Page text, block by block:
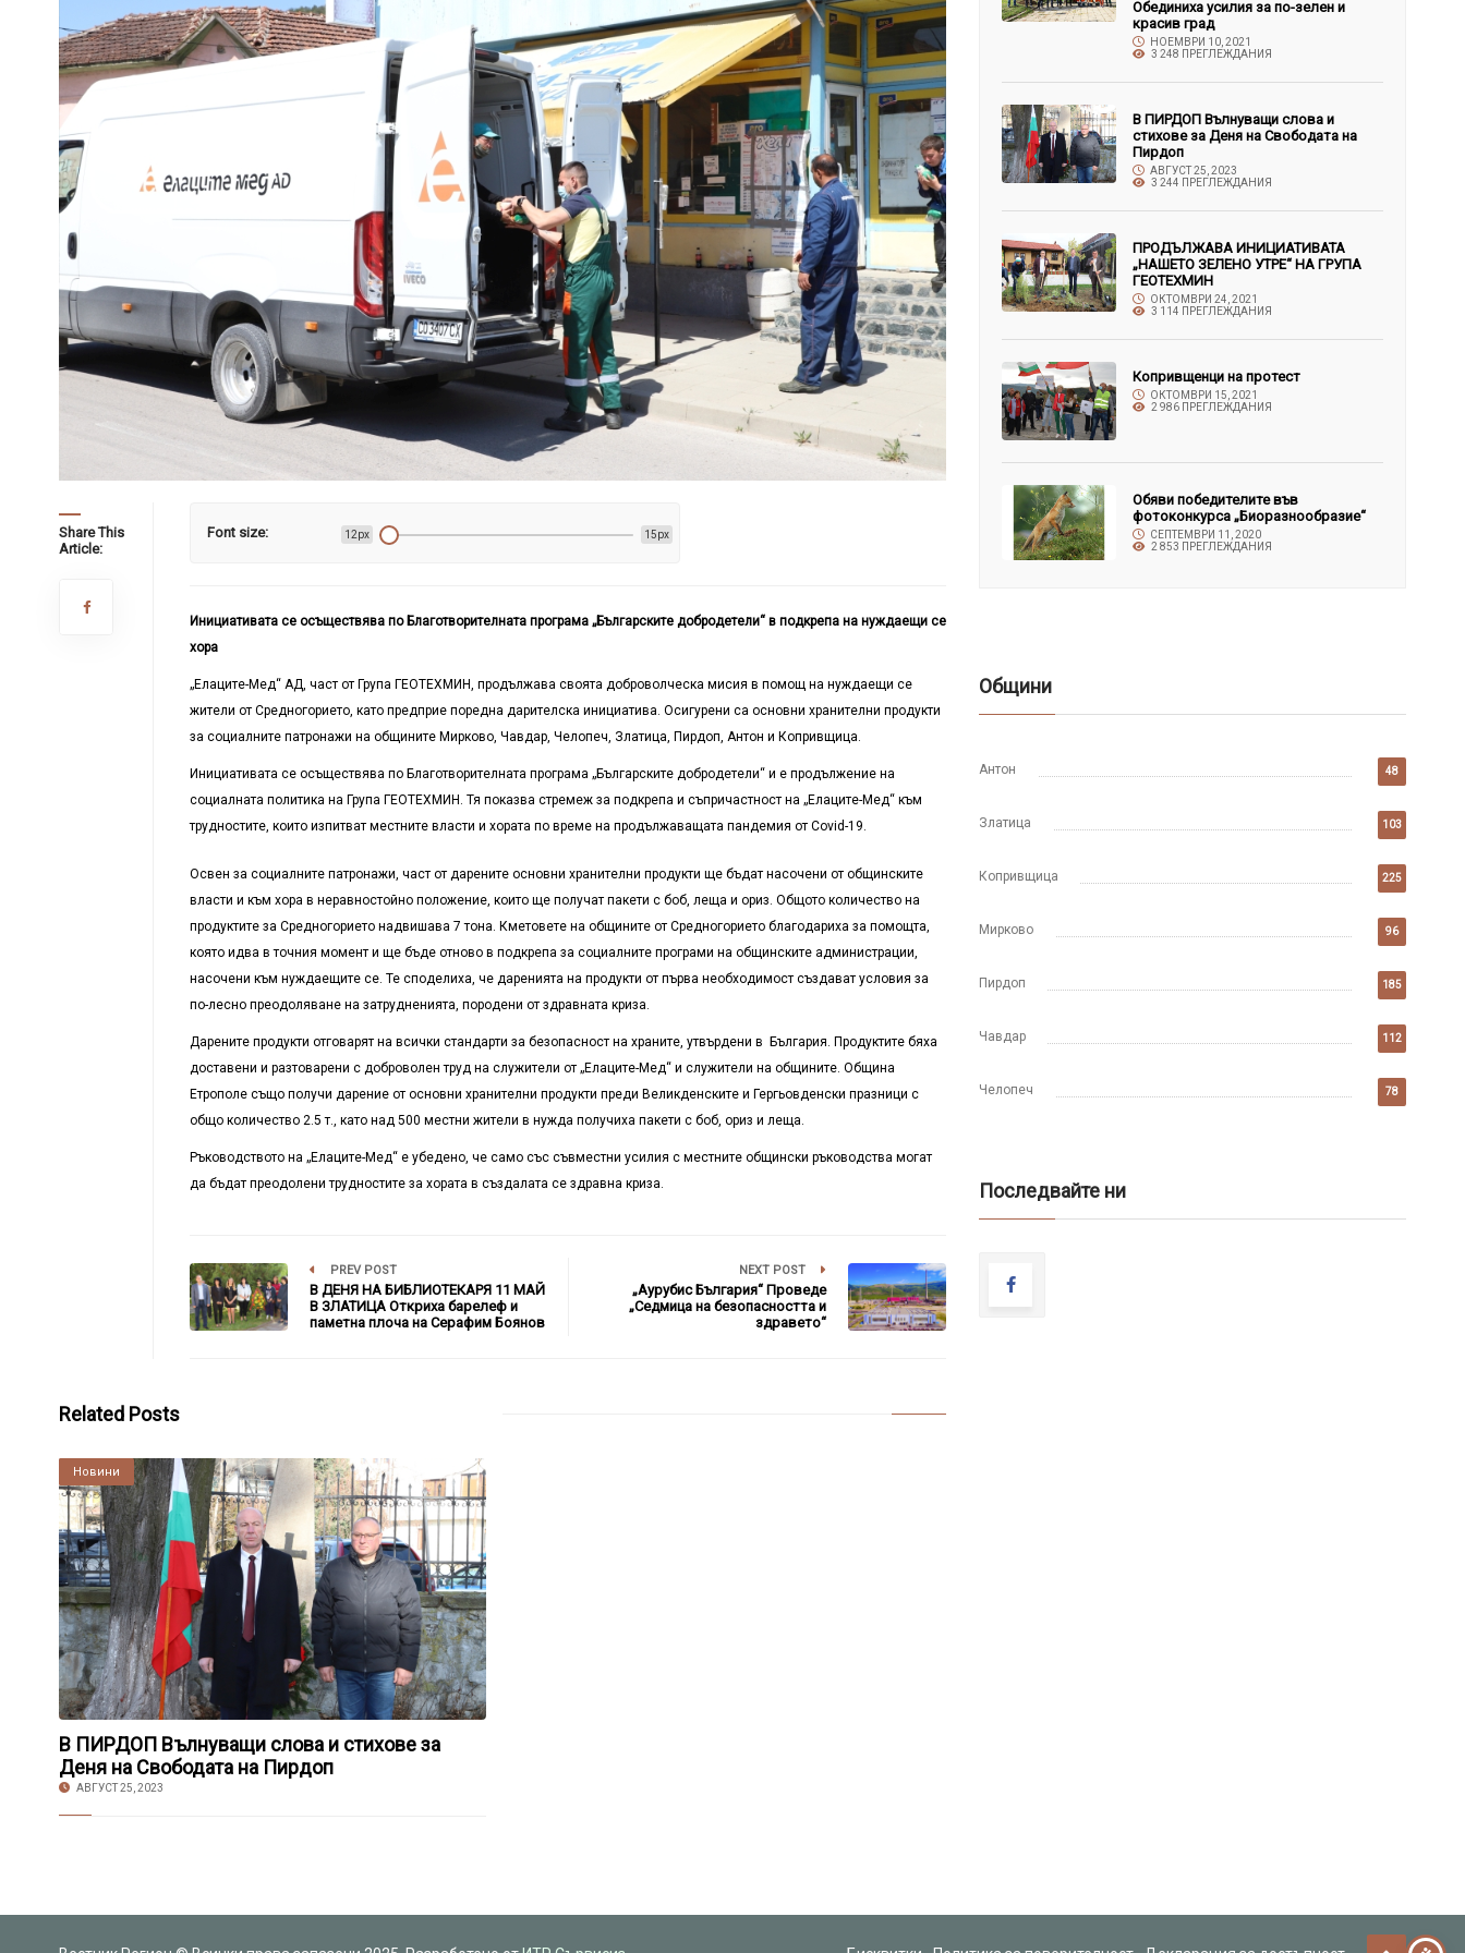
Share This
Article:
Font size: 12px 15px
Инициативата се осъществява по Благотворителната програма „Българските добродетели“ в подкрепа на нуждаещи се
хора
„Елаците-Мед“ АД, част от Група ГЕОТЕХМИН, продължава своята доброволческа мисия в помощ на нуждаещи се
жители от Средногорието, като предприе поредна дарителска инициатива. Осигурени са основни хранителни продукти
за социалните патронажи на общините Мирково, Чавдар, Челопеч, Златица, Пирдоп, Антон и Копривщица.
Инициативата се осъществява по Благотворителната програма „Българските добродетели“ и е продължение на
социалната политика на Група ГЕОТЕХМИН. Тя показва стремеж за подкрепа и съпричастност на „Елаците-Мед“ към
трудностите, които изпитват местните власти и хората по време на продължаващата пандемия от Covid-19.
Освен за социалните патронажи, част от дарените основни хранителни продукти ще бъдат насочени от общинските
власти и към хора в неравностойно положение, които ще получат пакети с боб, леща и ориз. Общото количество на
продуктите за Средногорието надвишава 7 тона. Кметовете на общините от Средногорието благодариха за помощта,
която идва в точния момент и ще бъде отново в подкрепа за социалните програми на общинските администрации,
насочени към нуждаещите се. Те споделиха, че даренията на продукти от първа необходимост създават условия за
по-лесно преодоляване на затрудненията, породени от здравната криза.
Дарените продукти отговарят на всички стандарти за безопасност на храните, утвърдени в България. Продуктите бяха
доставени и разтоварени с доброволен труд на служители от „Елаците-Мед“ и служители на общините. Община
Етрополе също получи дарение от основни хранителни продукти преди Великденските и Гергьовденски празници с
общо количество 2.5 т., като над 500 местни жители в нужда получиха пакети с боб, ориз и леща.
Ръководството на „Елаците-Мед“ е убедено, че само със съвместни усилия с местните общински ръководства могат
да бъдат преодолени трудностите за хората в създалата се здравна криза.
PREV POST
В ДЕНЯ НА БИБЛИОТЕКАРЯ 11 МАЙ
В ЗЛАТИЦА Откриха барелеф и
паметна плоча на Серафим Боянов
NEXT POST
„Аурубис България“ Проведе
„Седмица на безопасността и
здравето“
Related Posts
Култура
Новини
В ПИРДОП Вълнуващи слова и стихове за
Деня на Свободата на Пирдоп
АВГУСТ 25, 2023
Обединиха усилия за по-зелен и
красив град
НОЕМВРИ 10, 2021
3 248 ПРЕГЛЕЖДАНИЯ
В ПИРДОП Вълнуващи слова и
стихове за Деня на Свободата на
Пирдоп
АВГУСТ 25, 2023
3 244 ПРЕГЛЕЖДАНИЯ
ПРОДЪЛЖАВА ИНИЦИАТИВАТА
„НАШЕТО ЗЕЛЕНО УТРЕ“ НА ГРУПА
ГЕОТЕХМИН
ОКТОМВРИ 24, 2021
3 114 ПРЕГЛЕЖДАНИЯ
Копривщенци на протест
ОКТОМВРИ 15, 2021
2 986 ПРЕГЛЕЖДАНИЯ
Обяви победителите във
фотоконкурса „Биоразнообразие“
СЕПТЕМВРИ 11, 2020
2 853 ПРЕГЛЕЖДАНИЯ
Общини
Антон 48
Златица 103
Копривщица 225
Мирково 96
Пирдоп 185
Чавдар 112
Челопеч 78
Последвайте ни